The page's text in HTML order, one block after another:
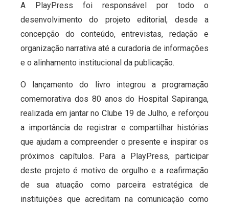
A PlayPress foi responsável por todo o
desenvolvimento do projeto editorial, desde a
concepção do conteúdo, entrevistas, redação e
organização narrativa até a curadoria de informações
e o alinhamento institucional da publicação.
O lançamento do livro integrou a programação
comemorativa dos 80 anos do Hospital Sapiranga,
realizada em jantar no Clube 19 de Julho, e reforçou
a importância de registrar e compartilhar histórias
que ajudam a compreender o presente e inspirar os
próximos capítulos. Para a PlayPress, participar
deste projeto é motivo de orgulho e a reafirmação
de sua atuação como parceira estratégica de
instituições que acreditam na comunicação como